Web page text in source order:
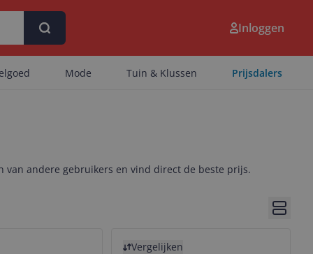
Inloggen
Mode Tuin & Klussen Prijsdalers
van andere gebruikers en vind direct de beste prijs.
Vergelijken